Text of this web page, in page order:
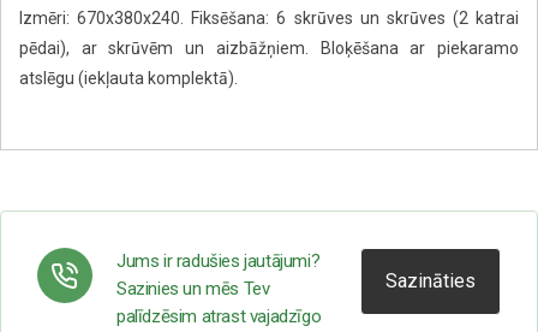
Izmēri: 670x380x240. Fiksēšana: 6 skrūves un skrūves (2 katrai
pēdai), ar skrūvēm un aizbāžņiem. Bloķēšana ar piekaramo
atslēgu (iekļauta komplektā).
Jums ir radušies jautājumi?
Sazinies un mēs Tev
palīdzēsim atrast vajadzīgo
Sazināties